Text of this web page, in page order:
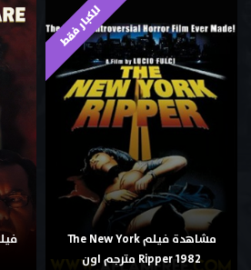
للكبار فقط
مشاهدة فيلم The New York
Ripper 1982 مترجم اون